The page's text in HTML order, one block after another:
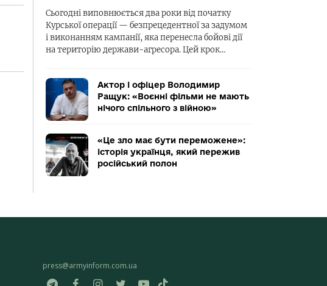
Сьогодні виповнюється два роки від початку
Курської операції — безпрецедентної за задумом
і виконанням кампанії, яка перенесла бойові дії
на територію держави-агресора. Цей крок…
Актор і офіцер Володимир
Ращук: «Воєнні фільми не мають
нічого спільного з війною»
«Це зло має бути переможене»:
історія українця, який пережив
російський полон
press@armyinform.com.ua